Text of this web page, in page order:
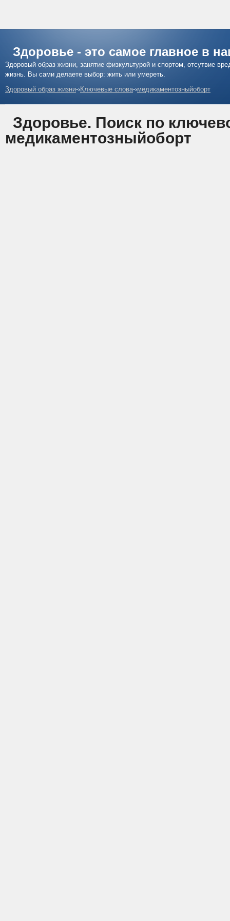
Здоровье - это самое главное в
Здоровый образ жизни, занятие физкультурой и спортом, отсутвие
жизнь. Вы сами делаете выбор: жить или умереть.
Здоровый образ жизни-›Ключевые слова-›медикаментозныйоборт
Здоровье. Поиск по
медикаментозныйоборт